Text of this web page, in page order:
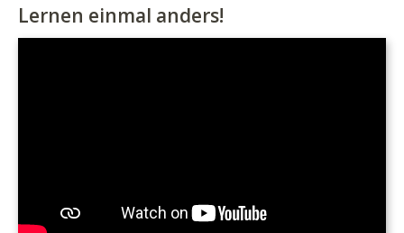
Lernen einmal anders!